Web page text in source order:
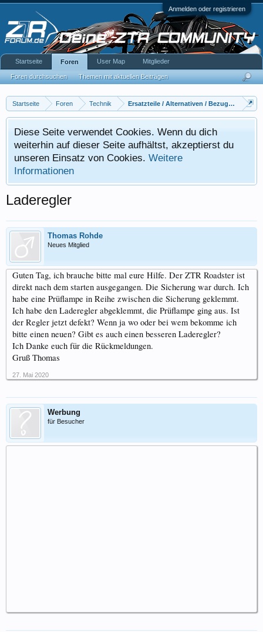
Anmelden oder registrieren
Startseite Foren Technik Ersatzteile / Alternativen / Bezugsquellen
Diese Seite verwendet Cookies. Wenn du dich
weiterhin auf dieser Seite aufhältst, akzeptierst du
unseren Einsatz von Cookies. Weitere
Informationen
Laderegler
Thomas Rohde
Neues Mitglied
Guten Tag, ich brauche bitte mal eure Hilfe. Der ZTR Roadster ist
direkt nach dem starten ausgegangen. Die Sicherung war durch. Ich
habe eine Prüflampe in Reihe zwischen die Sicherung geklemmt.
Ich habe den Laderegler abgeklemmt, die Prüflampe ging aus. Ist
der Regler jetzt defekt? Wenn ja wo oder bei wem bekomme ich
bitte einen neuen? Gibt es auch einen besseren Laderegler?
Ich Danke euch für die Rückmeldungen.
Gruß Thomas
27. Mai 2020
Werbung
für Besucher
Startseite Foren
Foren durchsuchen Themen mit aktuellen Beiträgen
User Map Mitglieder